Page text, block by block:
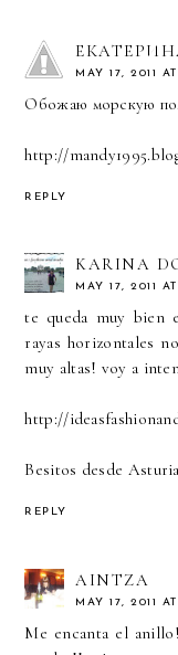
MAY 17, 2011
Обожаю морскую
http://
REPLY
KARINA
MAY 17, 2011
te queda muy bien
rayas horizontales
muy altas! voy a
http://
Besitos desde
REPLY
AINTZA
MAY 17, 2011
Me encanta el